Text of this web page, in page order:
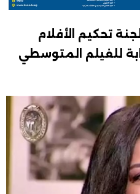
تحكيم الأفلام
للفيلم المتوسطي